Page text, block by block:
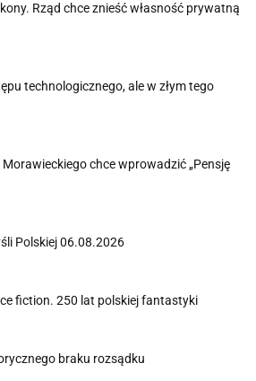
Rząd chce znieść własność prywatną
technologicznego, ale w złym tego
chce wprowadzić „Pensję
Polskiej 06.08.2026
fiction. 250 lat polskiej fantastyki
braku rozsądku